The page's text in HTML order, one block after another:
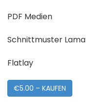
PDF Medien
Schnittmuster Lama
Flatlay
€5.00 – KAUFEN